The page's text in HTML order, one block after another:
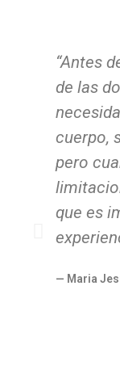
“Antes
de las
cuerpo,
pero
que es
— Maria